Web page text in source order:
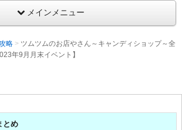
メインメニュー
略
ツムツムのお店やさん～キャンディショップ～全
年9月月末イベント】
とめ